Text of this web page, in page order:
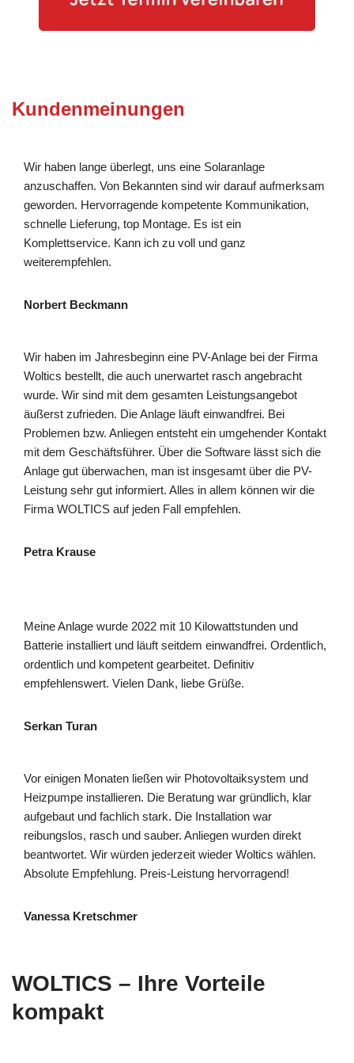
Kundenmeinungen
Wir haben lange überlegt, uns eine Solaranlage
anzuschaffen. Von Bekannten sind wir darauf aufmerksam
geworden. Hervorragende kompetente Kommunikation,
schnelle Lieferung, top Montage. Es ist ein
Komplettservice. Kann ich zu voll und ganz
weiterempfehlen.
Norbert Beckmann
Wir haben im Jahresbeginn eine PV-Anlage bei der Firma
Woltics bestellt, die auch unerwartet rasch angebracht
wurde. Wir sind mit dem gesamten Leistungsangebot
äußerst zufrieden. Die Anlage läuft einwandfrei. Bei
Problemen bzw. Anliegen entsteht ein umgehender Kontakt
mit dem Geschäftsführer. Über die Software lässt sich die
Anlage gut überwachen, man ist insgesamt über die PV-
Leistung sehr gut informiert. Alles in allem können wir die
Firma WOLTICS auf jeden Fall empfehlen.
Petra Krause
Meine Anlage wurde 2022 mit 10 Kilowattstunden und
Batterie installiert und läuft seitdem einwandfrei. Ordentlich,
ordentlich und kompetent gearbeitet. Definitiv
empfehlenswert. Vielen Dank, liebe Grüße.
Serkan Turan
Vor einigen Monaten ließen wir Photovoltaiksystem und
Heizpumpe installieren. Die Beratung war gründlich, klar
aufgebaut und fachlich stark. Die Installation war
reibungslos, rasch und sauber. Anliegen wurden direkt
beantwortet. Wir würden jederzeit wieder Woltics wählen.
Absolute Empfehlung. Preis-Leistung hervorragend!
Vanessa Kretschmer
WOLTICS – Ihre Vorteile
kompakt